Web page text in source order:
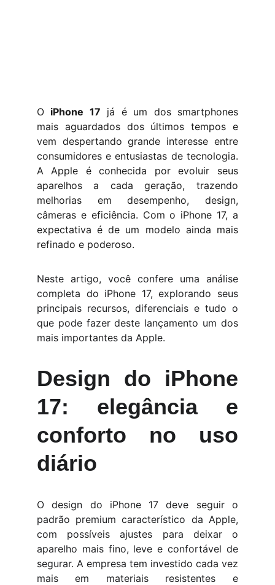
O iPhone 17 já é um dos smartphones
mais aguardados dos últimos tempos e
vem despertando grande interesse entre
consumidores e entusiastas de tecnologia.
A Apple é conhecida por evoluir seus
aparelhos a cada geração, trazendo
melhorias em desempenho, design,
câmeras e eficiência. Com o iPhone 17, a
expectativa é de um modelo ainda mais
refinado e poderoso.
Neste artigo, você confere uma análise
completa do iPhone 17, explorando seus
principais recursos, diferenciais e tudo o
que pode fazer deste lançamento um dos
mais importantes da Apple.
Design do iPhone
17: elegância e
conforto no uso
diário
O design do iPhone 17 deve seguir o
padrão premium característico da Apple,
com possíveis ajustes para deixar o
aparelho mais fino, leve e confortável de
segurar. A empresa tem investido cada vez
mais em materiais resistentes e